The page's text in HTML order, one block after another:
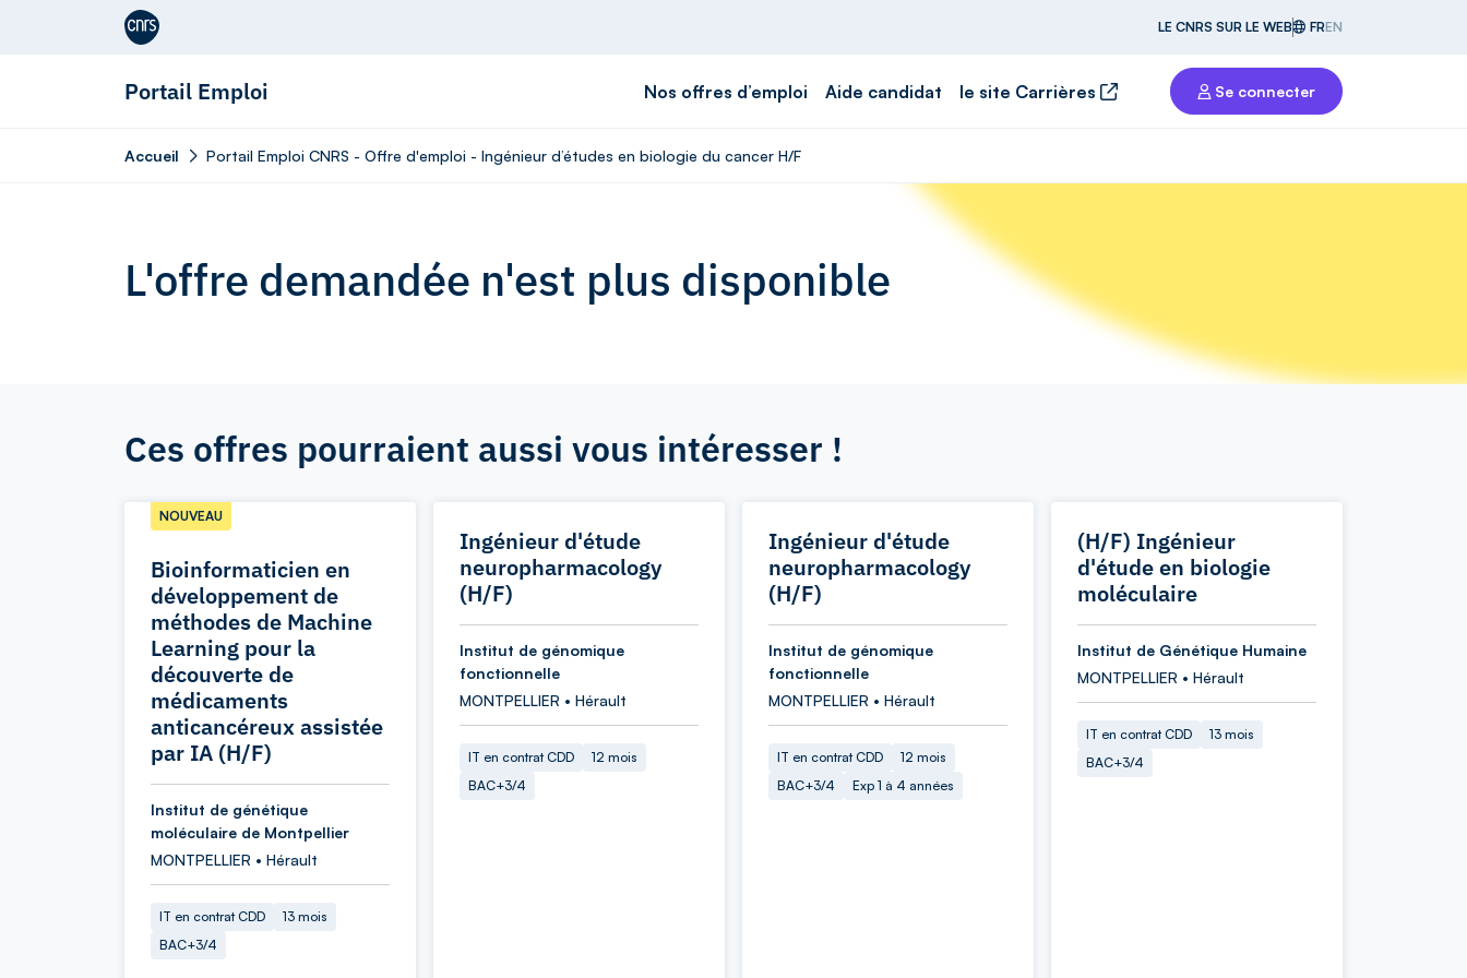
Aller au contenu
LE CNRS SUR LE WEB FREN
Portail Emploi Nos offres d’emploi Aide candidat le site Carrières Se connecter
Accueil Portail Emploi CNRS - Offre d'emploi - Ingénieur d’études en biologie du cancer H/F
L'offre demandée n'est plus disponible
Ces offres pourraient aussi vous intéresser !
Bioinformaticien en
développement de
méthodes de Machine
Learning pour la
découverte de
médicaments
anticancéreux assistée
par IA (H/F)
NOUVEAU
Institut de génétique
moléculaire de Montpellier
MONTPELLIER • Hérault
IT en contrat CDD
13 mois
BAC+3/4
Ingénieur d'étude
neuropharmacology
(H/F)
Institut de génomique
fonctionnelle
MONTPELLIER • Hérault
IT en contrat CDD
12 mois
BAC+3/4
Ingénieur d'étude
neuropharmacology
(H/F)
Institut de génomique
fonctionnelle
MONTPELLIER • Hérault
IT en contrat CDD
12 mois
BAC+3/4
Exp 1 à 4 années
(H/F) Ingénieur
d'étude en biologie
moléculaire
Institut de Génétique Humaine
MONTPELLIER • Hérault
IT en contrat CDD
13 mois
BAC+3/4